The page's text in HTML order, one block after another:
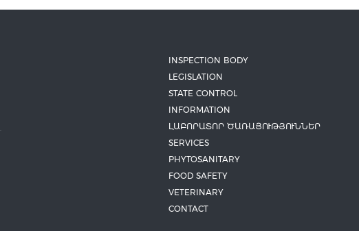
INSPECTION BODY
LEGISLATION
STATE CONTROL
INFORMATION
ԼԱԲՈՐԱՏՈՐ ԾԱՌԱՅՈՒԹՅՈՒՆՆԵՐ
SERVICES
PHYTOSANITARY
FOOD SAFETY
VETERINARY
CONTACT